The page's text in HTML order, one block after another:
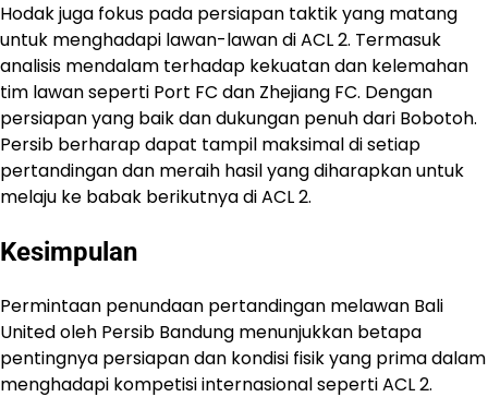
Hodak juga fokus pada persiapan taktik yang matang
untuk menghadapi lawan-lawan di ACL 2. Termasuk
analisis mendalam terhadap kekuatan dan kelemahan
tim lawan seperti Port FC dan Zhejiang FC. Dengan
persiapan yang baik dan dukungan penuh dari Bobotoh.
Persib berharap dapat tampil maksimal di setiap
pertandingan dan meraih hasil yang diharapkan untuk
melaju ke babak berikutnya di ACL 2.
Kesimpulan
Permintaan penundaan pertandingan melawan Bali
United oleh Persib Bandung menunjukkan betapa
pentingnya persiapan dan kondisi fisik yang prima dalam
menghadapi kompetisi internasional seperti ACL 2.